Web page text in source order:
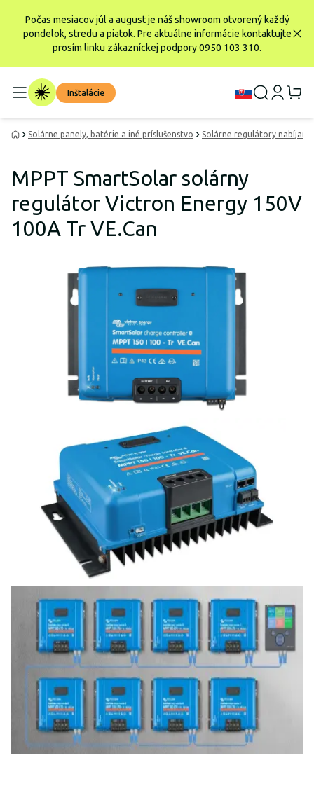
Počas mesiacov júl a august je náš showroom otvorený každý
pondelok, stredu a piatok. Pre aktuálne informácie kontaktujte
prosím linku zákazníckej podpory 0950 103 310.
Inštalácie
Solárne panely, batérie a iné príslušenstvo Solárne regulátory nabíjania
MPPT SmartSolar solárny
regulátor Victron Energy 150V
100A Tr VE.Can